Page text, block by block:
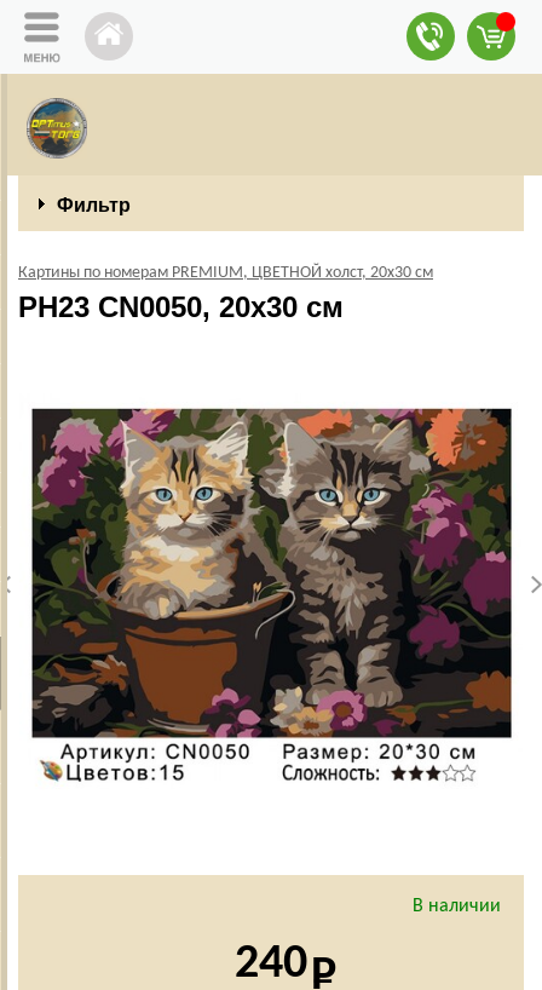
Фильтр
Картины по номерам PREMIUM, ЦВЕТНОЙ холст, 20х30 см
PH23 CN0050, 20х30 см
В наличии
240